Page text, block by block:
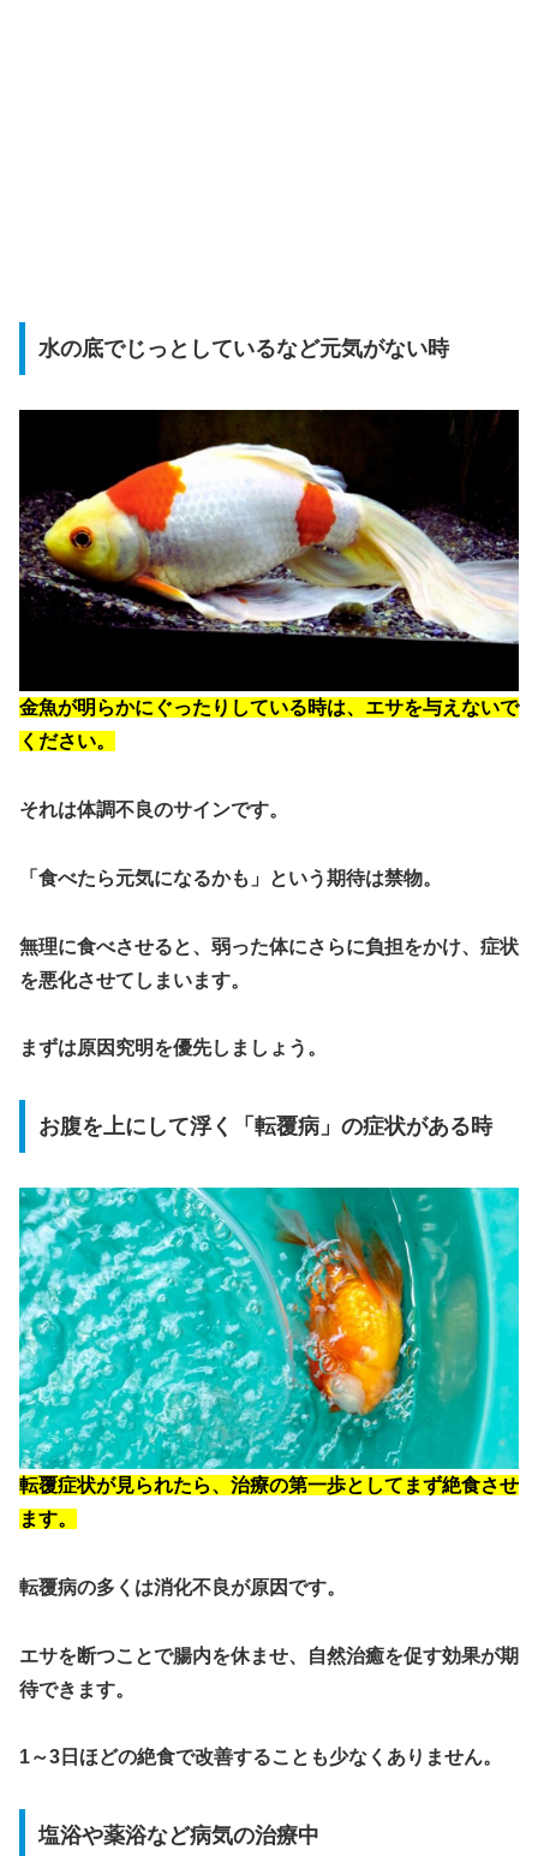
水の底でじっとしているなど元気がない時
金魚が明らかにぐったりしている時は、エサを与えないで
ください。
それは体調不良のサインです。
「食べたら元気になるかも」という期待は禁物。
無理に食べさせると、弱った体にさらに負担をかけ、症状
を悪化させてしまいます。
まずは原因究明を優先しましょう。
お腹を上にして浮く「転覆病」の症状がある時
転覆症状が見られたら、治療の第一歩としてまず絶食させ
ます。
転覆病の多くは消化不良が原因です。
エサを断つことで腸内を休ませ、自然治癒を促す効果が期
待できます。
1～3日ほどの絶食で改善することも少なくありません。
塩浴や薬浴など病気の治療中